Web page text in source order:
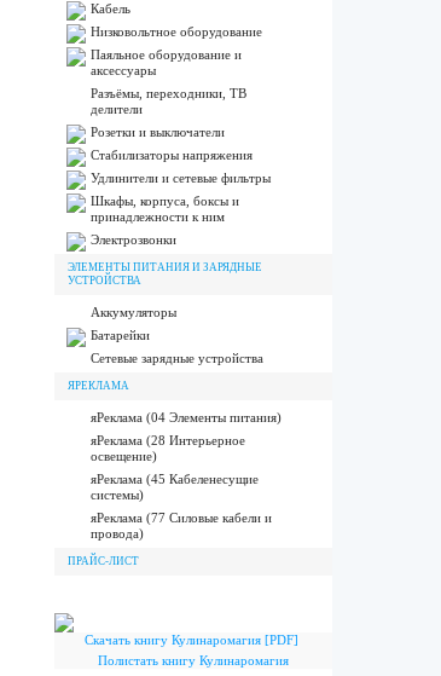
Кабель
Низковольтное оборудование
Паяльное оборудование и
аксессуары
Разъёмы, переходники, ТВ
делители
Розетки и выключатели
Стабилизаторы напряжения
Удлинители и сетевые фильтры
Шкафы, корпуса, боксы и
принадлежности к ним
Электрозвонки
ЭЛЕМЕНТЫ ПИТАНИЯ И ЗАРЯДНЫЕ
УСТРОЙСТВА
Аккумуляторы
Батарейки
Сетевые зарядные устройства
ЯРЕКЛАМА
яРеклама (04 Элементы питания)
яРеклама (28 Интерьерное
освещение)
яРеклама (45 Кабеленесущие
системы)
яРеклама (77 Силовые кабели и
провода)
ПРАЙС-ЛИСТ
Скачать книгу Кулинаромагия [PDF]
Полистать книгу Кулинаромагия